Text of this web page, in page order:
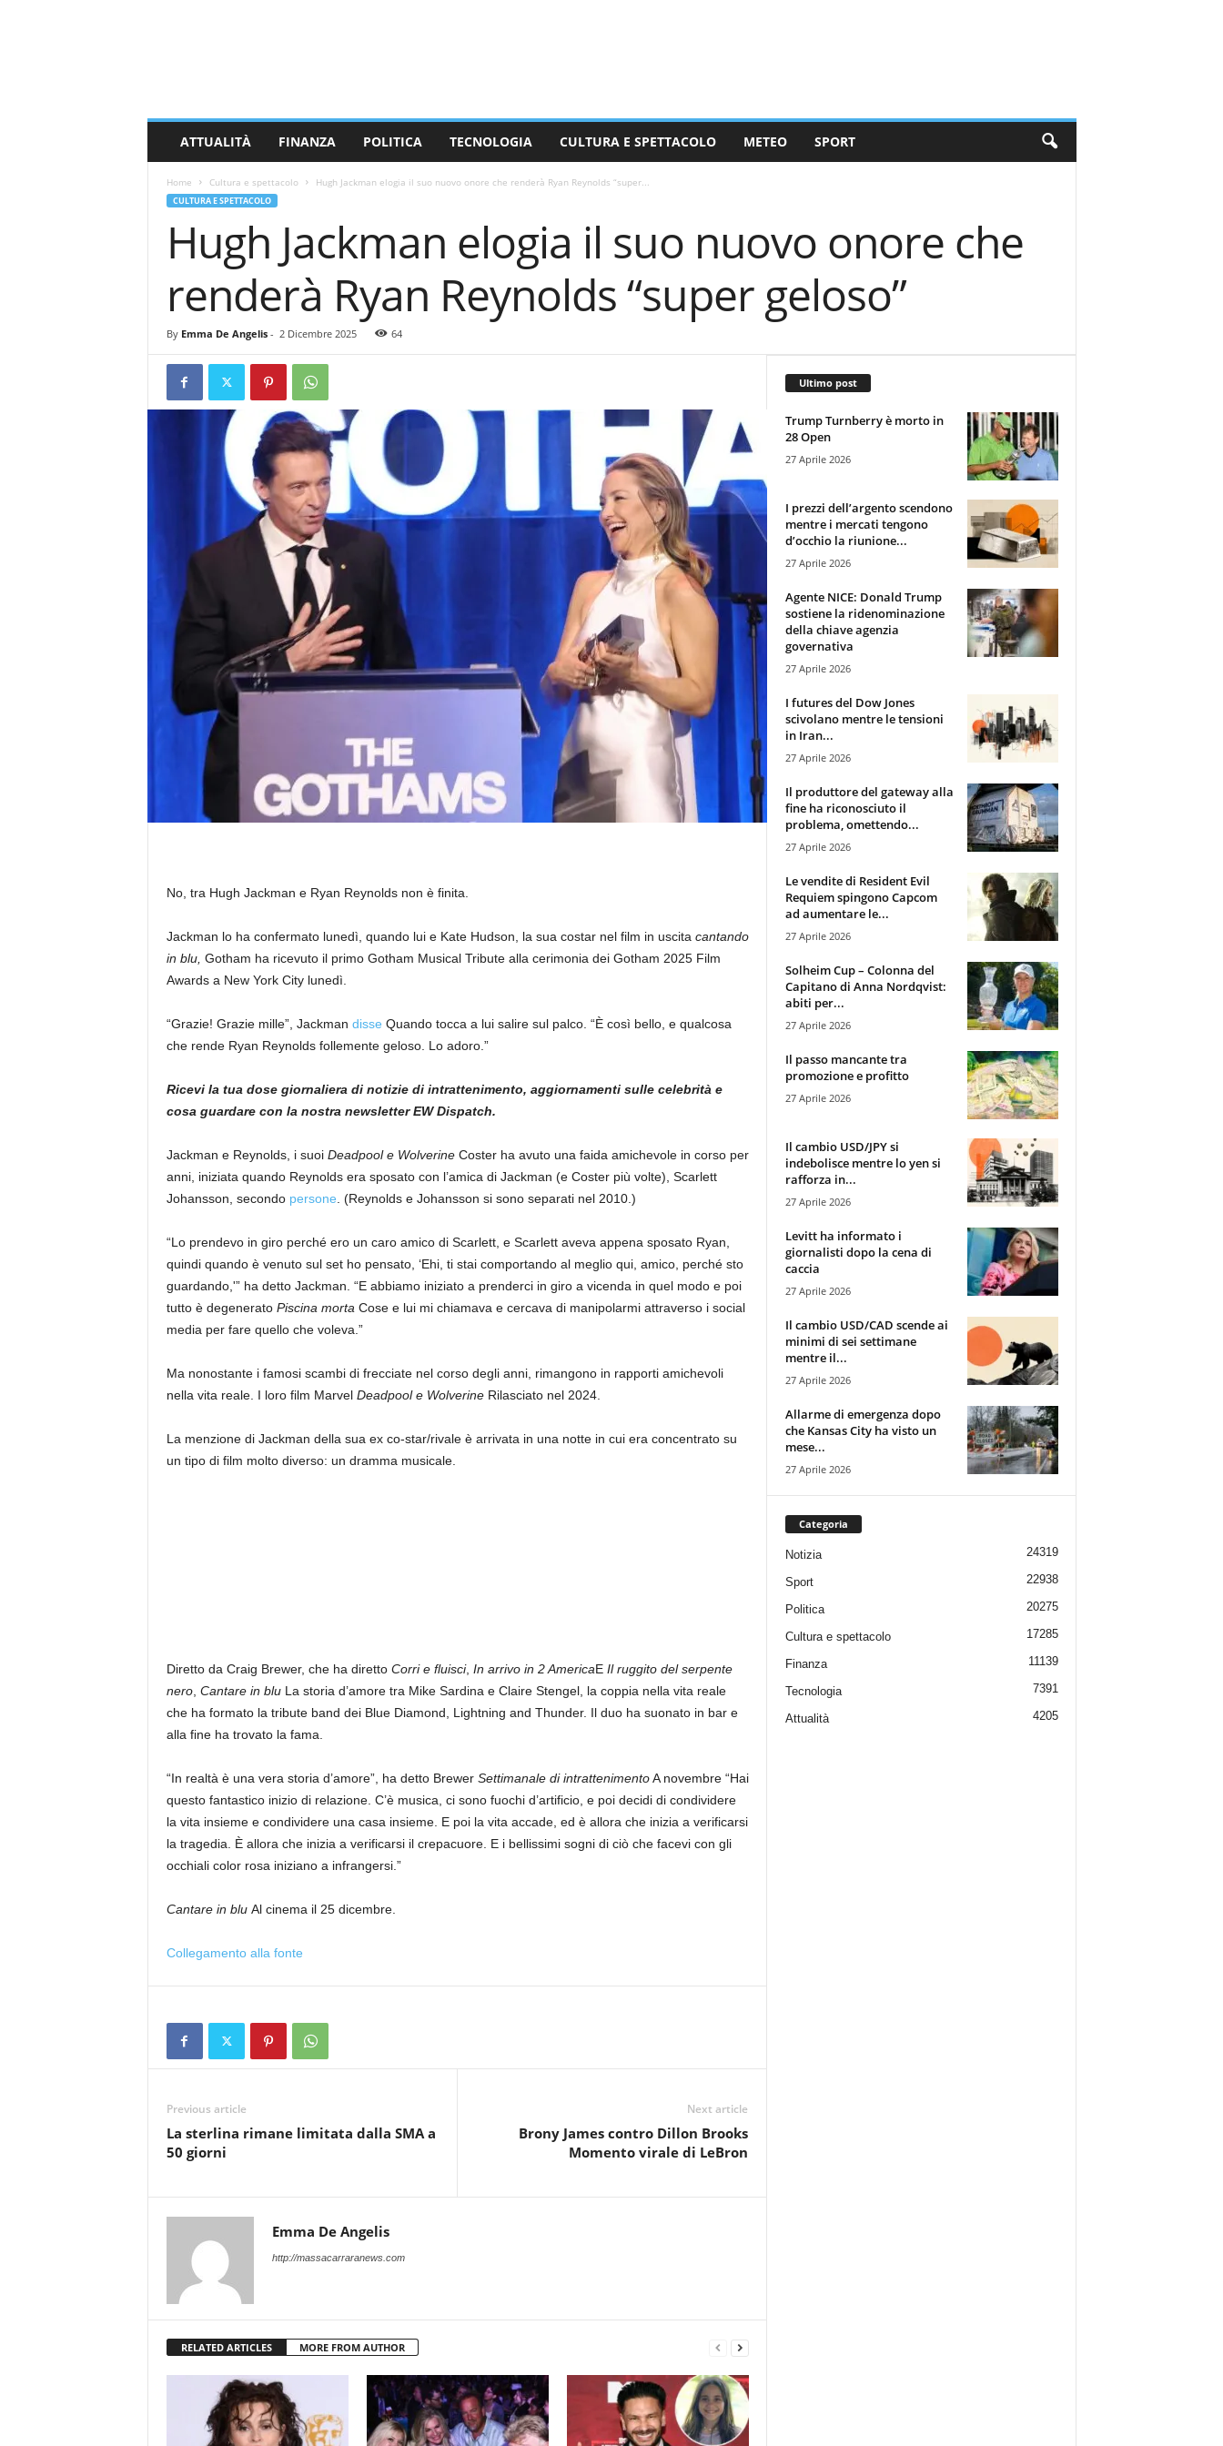
ATTUALITÀ FINANZA POLITICA TECNOLOGIA CULTURA E SPETTACOLO METEO SPORT
Home Cultura e spettacolo Hugh Jackman elogia il suo nuovo onore che renderà Ryan Reynolds “super...
CULTURA E SPETTACOLO
Hugh Jackman elogia il suo nuovo onore che
renderà Ryan Reynolds “super geloso”
By Emma De Angelis- 2 Dicembre 2025 64
No, tra Hugh Jackman e Ryan Reynolds non è finita.
Jackman lo ha confermato lunedì, quando lui e Kate Hudson, la sua costar nel film in uscita cantando
in blu, Gotham ha ricevuto il primo Gotham Musical Tribute alla cerimonia dei Gotham 2025 Film
Awards a New York City lunedì.
“Grazie! Grazie mille”, Jackman disse Quando tocca a lui salire sul palco. “È così bello, e qualcosa
che rende Ryan Reynolds follemente geloso. Lo adoro.”
Ricevi la tua dose giornaliera di notizie di intrattenimento, aggiornamenti sulle celebrità e
cosa guardare con la nostra newsletter EW Dispatch.
Jackman e Reynolds, i suoi Deadpool e Wolverine Coster ha avuto una faida amichevole in corso per
anni, iniziata quando Reynolds era sposato con l’amica di Jackman (e Coster più volte), Scarlett
Johansson, secondo persone . (Reynolds e Johansson si sono separati nel 2010.)
“Lo prendevo in giro perché ero un caro amico di Scarlett, e Scarlett aveva appena sposato Ryan,
quindi quando è venuto sul set ho pensato, ‘Ehi, ti stai comportando al meglio qui, amico, perché sto
guardando,'” ha detto Jackman. “E abbiamo iniziato a prenderci in giro a vicenda in quel modo e poi
tutto è degenerato Piscina morta Cose e lui mi chiamava e cercava di manipolarmi attraverso i social
media per fare quello che voleva.”
Ma nonostante i famosi scambi di frecciate nel corso degli anni, rimangono in rapporti amichevoli
nella vita reale. I loro film Marvel Deadpool e WolverineRilasciato nel 2024.
La menzione di Jackman della sua ex co-star/rivale è arrivata in una notte in cui era concentrato su
un tipo di film molto diverso: un dramma musicale.
Diretto da Craig Brewer, che ha diretto Corri e fluisci, In arrivo in 2 AmericaE Il ruggito del serpente
nero, Cantare in bluLa storia d’amore tra Mike Sardina e Claire Stengel, la coppia nella vita reale
che ha formato la tribute band dei Blue Diamond, Lightning and Thunder. Il duo ha suonato in bar e
alla fine ha trovato la fama.
“In realtà è una vera storia d’amore”, ha detto Brewer Settimanale di intrattenimentoA novembre “Hai
questo fantastico inizio di relazione. C’è musica, ci sono fuochi d’artificio, e poi decidi di condividere
la vita insieme e condividere una casa insieme. E poi la vita accade, ed è allora che inizia a verificarsi
la tragedia. È allora che inizia a verificarsi il crepacuore. E i bellissimi sogni di ciò che facevi con gli
occhiali color rosa iniziano a infrangersi.”
Cantare in blu Al cinema il 25 dicembre.
Collegamento alla fonte
Previous article
La sterlina rimane limitata dalla SMA a
50 giorni
Next article
Brony James contro Dillon Brooks
Momento virale di LeBron
Emma De Angelis
http://massacarraranews.com
RELATED ARTICLES MORE FROM AUTHOR
Ultimo post
Trump Turnberry è morto in
28 Open
27 Aprile 2026
I prezzi dell’argento scendono
mentre i mercati tengono
d’occhio la riunione...
27 Aprile 2026
Agente NICE: Donald Trump
sostiene la ridenominazione
della chiave agenzia
governativa
27 Aprile 2026
I futures del Dow Jones
scivolano mentre le tensioni
in Iran...
27 Aprile 2026
Il produttore del gateway alla
fine ha riconosciuto il
problema, omettendo...
27 Aprile 2026
Le vendite di Resident Evil
Requiem spingono Capcom
ad aumentare le...
27 Aprile 2026
Solheim Cup – Colonna del
Capitano di Anna Nordqvist:
abiti per...
27 Aprile 2026
Il passo mancante tra
promozione e profitto
27 Aprile 2026
Il cambio USD/JPY si
indebolisce mentre lo yen si
rafforza in...
27 Aprile 2026
Levitt ha informato i
giornalisti dopo la cena di
caccia
27 Aprile 2026
Il cambio USD/CAD scende ai
minimi di sei settimane
mentre il...
27 Aprile 2026
Allarme di emergenza dopo
che Kansas City ha visto un
mese...
27 Aprile 2026
Categoria
Notizia 24319
Sport 22938
Politica 20275
Cultura e spettacolo 17285
Finanza 11139
Tecnologia 7391
Attualità 4205